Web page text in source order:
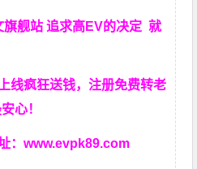
旗舰站 追求高EV的决定就
线疯狂送钱，注册免费转老
心！
：www.evpk89.com